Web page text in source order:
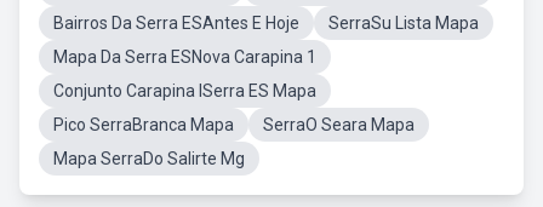
Bairros Da Serra ESAntes E Hoje
SerraSu Lista Mapa
Mapa Da Serra ESNova Carapina 1
Conjunto Carapina ISerra ES Mapa
Pico SerraBranca Mapa
SerraO Seara Mapa
Mapa SerraDo Salirte Mg